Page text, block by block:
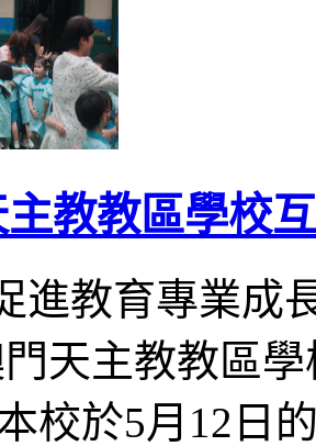
教教區學校
進教育專業成
天主教教區
校於5月12日